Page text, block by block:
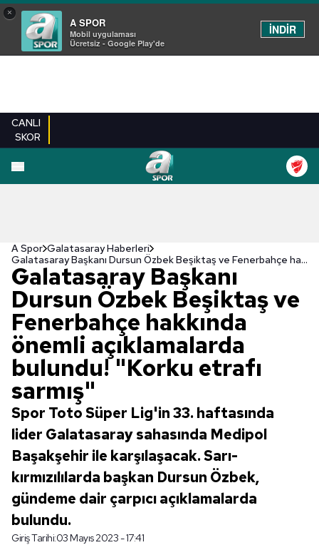
×
A SPOR
Mobil uygulaması
Ücretsiz - Google Play'de
İNDİR
CANLI
SKOR
A Spor Galatasaray Haberleri
Galatasaray Başkanı Dursun Özbek Beşiktaş ve Fenerbahçe hakkında önemli açıklamalarda bulundu! "Korku etrafı sarmış"
Galatasaray Başkanı
Dursun Özbek Beşiktaş ve
Fenerbahçe hakkında
önemli açıklamalarda
bulundu! "Korku etrafı
sarmış"
Spor Toto Süper Lig'in 33. haftasında
lider Galatasaray sahasında Medipol
Başakşehir ile karşılaşacak. Sarı-
kırmızılılarda başkan Dursun Özbek,
gündeme dair çarpıcı açıklamalarda
bulundu.
Giriş Tarihi:03 Mayıs 2023 - 17:41